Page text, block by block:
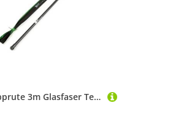
Zite Stipprute 3m Glasfaser Teleskop-Stipprute mit Spitzenring & Stofffutteral